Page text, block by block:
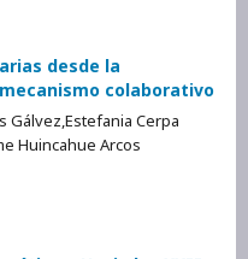
desde la
colaborativo
Gálvez,Estefania Cerpa
Huincahue Arcos